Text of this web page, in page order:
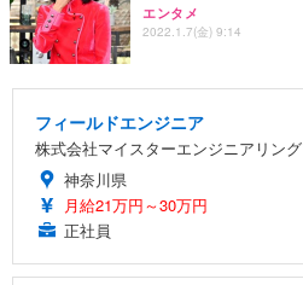
エンタメ
2022.1.7(金) 9:14
フィールドエンジニア
株式会社マイスターエンジニアリング
神奈川県
月給21万円～30万円
正社員